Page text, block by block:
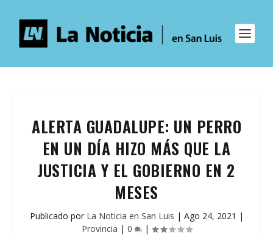
ALERTA GUADALUPE: UN PERRO
EN UN DÍA HIZO MÁS QUE LA
JUSTICIA Y EL GOBIERNO EN 2
MESES
Publicado por La Noticia en San Luis | Ago 24, 2021 |
Provincia | 0 |